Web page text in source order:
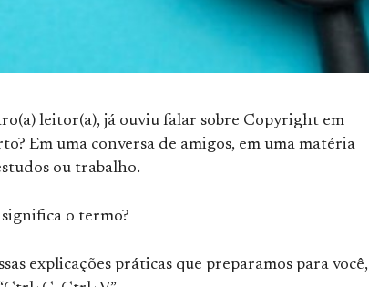
leitor(a), já ouviu falar sobre Copyright em
Em uma conversa de amigos, em uma matéria
ou trabalho.
significa o termo?
explicações práticas que preparamos para você,